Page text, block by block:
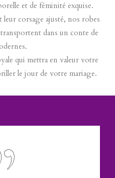
et de féminité exquise.
corsage ajusté, nos robes
dans un conte de
qui mettra en valeur votre
le jour de votre mariage.